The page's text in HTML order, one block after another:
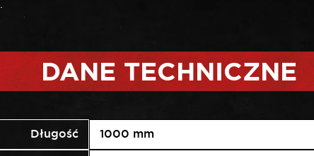
DANE TECHNICZNE
Długość 1000 mm